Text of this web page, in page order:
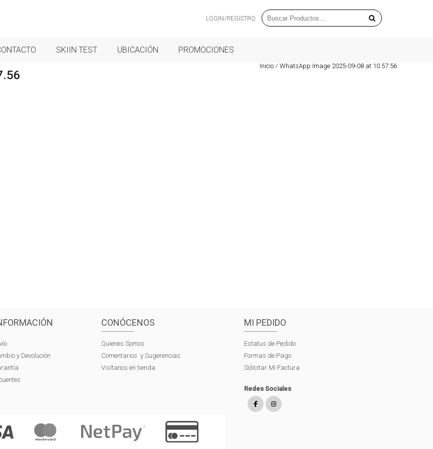
LOGIN/REGISTRO
SKIIN TEST UBICACIÓN PROMOCIONES
Inicio ⁄ WhatsApp Image 2025-09-08 at 10.57.56
y Devolución
CONÓCENOS
Quienes Somos
Comentarios y Sugerencias
Visítanos en tienda
MI PEDIDO
Estatus de Pedido
Formas de Pago
Solicitar Mi Factura
Redes Sociales